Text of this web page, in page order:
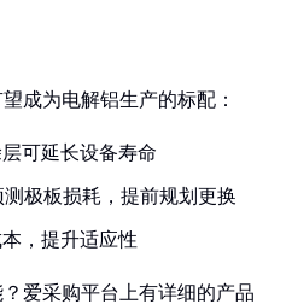
成为电解铝生产的标配：
层可延长设备寿命
极板损耗，提前规划更换
，提升适应性
爱采购平台上有详细的产品